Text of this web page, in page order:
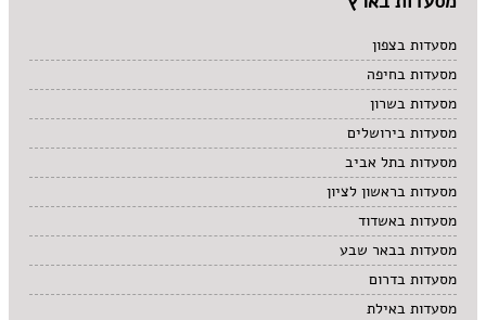
מתוקים
סיני
סנדוויץ' בר
פאב
מסעדות בצפון
מסעדות בחיפה
מסעדות בשרון
מסעדות בירושלים
מסעדות בתל אביב
מסעדות בראשון לציון
מסעדות באשדוד
מסעדות בבאר שבע
מסעדות בדרום
מסעדות באילת